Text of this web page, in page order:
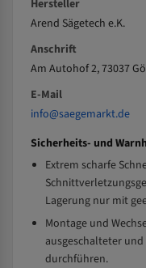
Hersteller
Arend Sägetech e.K.
Anschrift
Am Autohof 2, 73037
E-Mail
info@saegemarkt.de
Sicherheits- und
Extrem scharfe
Lagerung nur mit
Montage und
ausgeschalteter
durchführen.